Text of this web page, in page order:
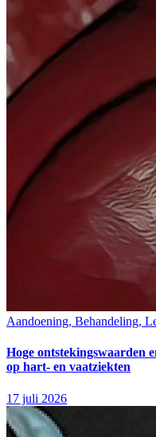
Aandoening, Behandeling,
Hoge ontstekingswaarden
op hart- en vaatziekten
17 juli 2026